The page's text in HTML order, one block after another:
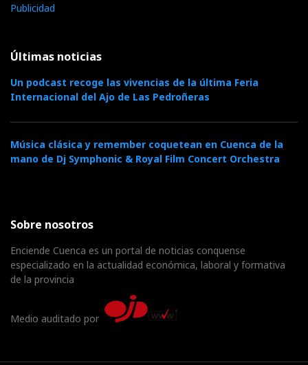
Publicidad
Últimas noticias
Un podcast recoge las vivencias de la última Feria
Internacional del Ajo de Las Pedroñeras
Música clásica y remember coquetean en Cuenca de la
mano de Dj Symphonic & Royal Film Concert Orchestra
Sobre nosotros
Enciende Cuenca es un portal de noticias conquense
especializado en la actualidad económica, laboral y formativa
de la provincia
Medio auditado por